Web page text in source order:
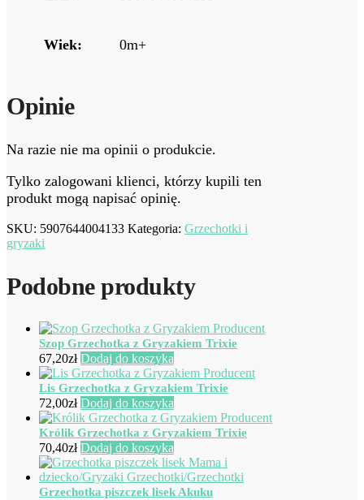
Wiek: 0m+
Opinie
Na razie nie ma opinii o produkcie.
Tylko zalogowani klienci, którzy kupili ten
produkt mogą napisać opinię.
SKU: 5907644004133 Kategoria: Grzechotki i
gryzaki
Podobne produkty
Szop Grzechotka z Gryzakiem Trixie
67,20zł Dodaj do koszyka
Lis Grzechotka z Gryzakiem Trixie
72,00zł Dodaj do koszyka
Królik Grzechotka z Gryzakiem Trixie
70,40zł Dodaj do koszyka
Grzechotka piszczek lisek Akuku